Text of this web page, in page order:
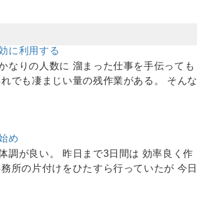
に利用する
なりの人数に 溜まった仕事を手伝っても
でも凄まじい量の残作業がある。 そんな
め
調が良い。 昨日まで3日間は 効率良く作
所の片付けをひたすら行っていたが 今日